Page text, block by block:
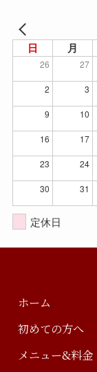
日 月
26 27
2 3
9 10
16 17
23 24
30 31
定休日
ホーム
初めての方へ
メニュー&料金